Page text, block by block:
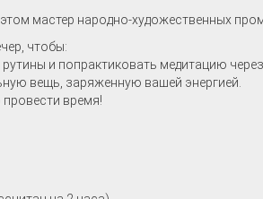
мастер народно-художественных
чтобы:
и попрактиковать медитацию
вещь, заряженную вашей энергией.
время!